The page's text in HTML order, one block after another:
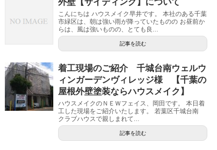
こんにちは ハウスメイク早井です。 本社のある千葉
市緑区は、朝は強い雨が降っていたものの お昼前か
らは、風は強いものの、とても良...
記事を読む
着工現場のご紹介 千城台南ウェルウ
ィンガーデンヴィレッジ様 【千葉の
屋根外壁塗装ならハウスメイク】
ハウスメイクのＮＥＷフェイス、岡田です。 本日着
工した現場をご紹介いたします。 若葉区千城台南
クラブハウスで親しまれて...
記事を読む